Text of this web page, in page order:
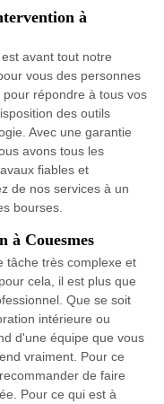
à
avant tout notre
vous des personnes
répondre à tous vos
des outils
Avec une garantie
avons tous les
fiables et
de nos services à un
bourses.
à Couesmes
tâche très complexe et
cela, il est plus que
Que se soit
intérieure ou
d'une équipe que vous
vraiment. Pour ce
de faire
Pour ce qui est à